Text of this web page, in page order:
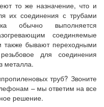
то же назначение, что и
их соединения с трубами
обычно выполняется
соединяемые
также бывают переходными
для соединения
металла.
труб? Звоните
– мы ответим на все
решение.